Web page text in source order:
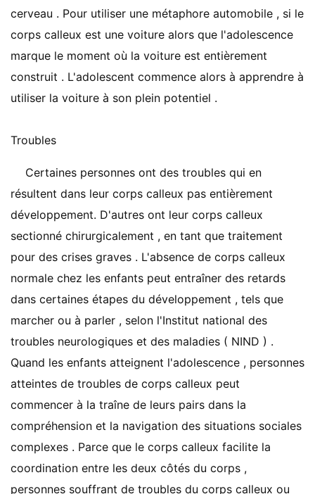
cerveau . Pour utiliser une métaphore automobile , si le
corps calleux est une voiture alors que l'adolescence
marque le moment où la voiture est entièrement
construit . L'adolescent commence alors à apprendre à
utiliser la voiture à son plein potentiel .
Troubles
Certaines personnes ont des troubles qui en
résultent dans leur corps calleux pas entièrement
développement. D'autres ont leur corps calleux
sectionné chirurgicalement , en tant que traitement
pour des crises graves . L'absence de corps calleux
normale chez les enfants peut entraîner des retards
dans certaines étapes du développement , tels que
marcher ou à parler , selon l'Institut national des
troubles neurologiques et des maladies ( NIND ) .
Quand les enfants atteignent l'adolescence , personnes
atteintes de troubles de corps calleux peut
commencer à la traîne de leurs pairs dans la
compréhension et la navigation des situations sociales
complexes . Parce que le corps calleux facilite la
coordination entre les deux côtés du corps ,
personnes souffrant de troubles du corps calleux ou